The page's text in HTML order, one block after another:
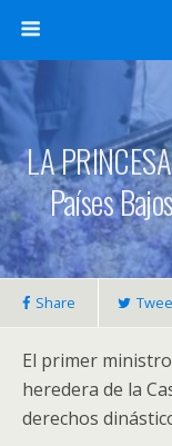
LA
Países
Share
El primer
heredera de la
derechos